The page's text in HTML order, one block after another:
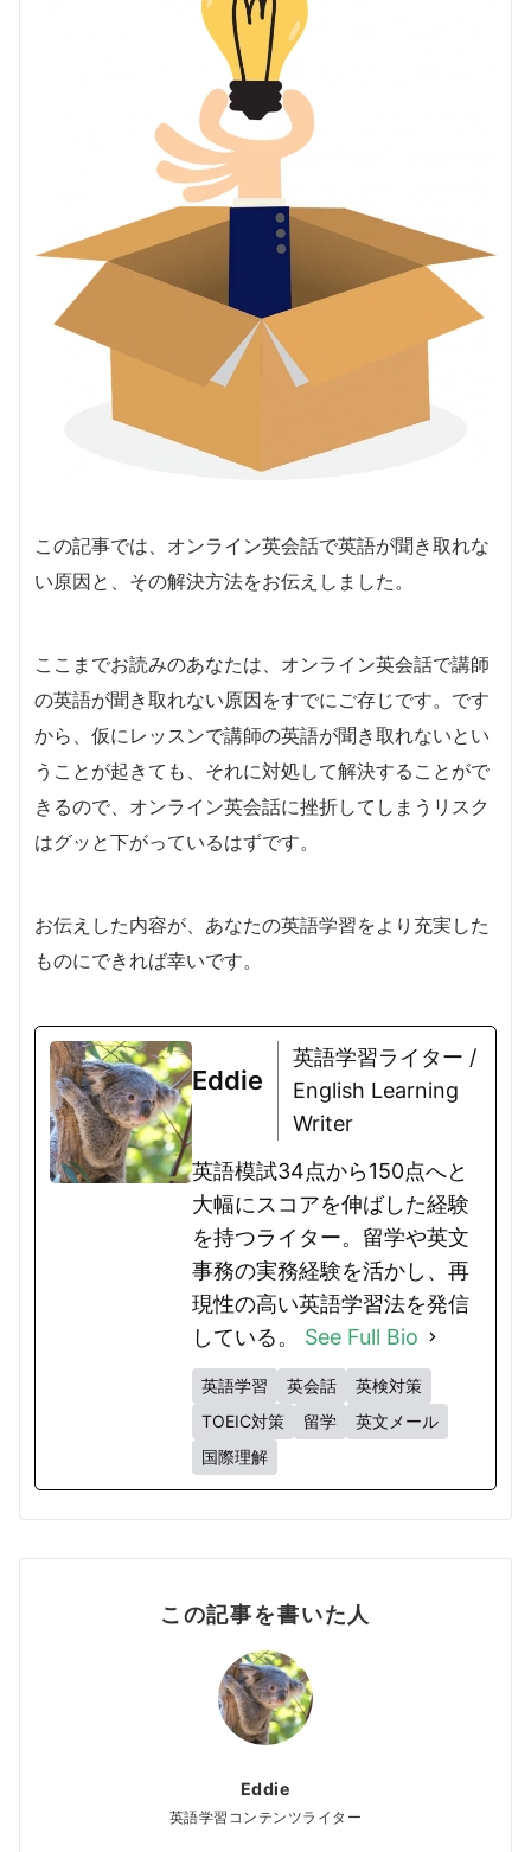
この記事では、オンライン英会話で英語が聞き取れな
い原因と、その解決方法をお伝えしました。
ここまでお読みのあなたは、オンライン英会話で講師
の英語が聞き取れない原因をすでにご存じです。です
から、仮にレッスンで講師の英語が聞き取れないとい
うことが起きても、それに対処して解決することがで
きるので、オンライン英会話に挫折してしまうリスク
はグッと下がっているはずです。
お伝えした内容が、あなたの英語学習をより充実した
ものにできれば幸いです。
Eddie
英語学習ライター /
English Learning
Writer
英語模試34点から150点へと
大幅にスコアを伸ばした経験
を持つライター。留学や英文
事務の実務経験を活かし、再
現性の高い英語学習法を発信
している。 See Full Bio
英語学習 英会話
英検対策
TOEIC対策
留学
英文メール
国際理解
この記事を書いた人
Eddie
英語学習コンテンツライター